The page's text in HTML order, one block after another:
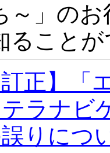
～」の
ること
訂正】「
ラナビ
りにつ